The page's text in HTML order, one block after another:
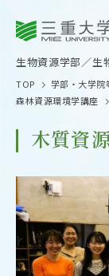
生物資源学部 生
TOP 学部・大学院
森林資源環境学講座
木質資